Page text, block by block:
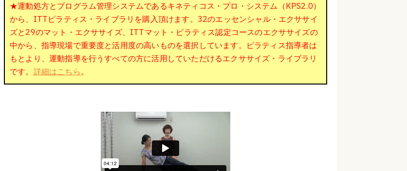
★運動処方とプログラム管理システムであるキネティコス・プロ・システム（KPS2.0）
から、ITTピラティス・ライブラリを購入頂けます。32のエッセンシャル・エクササイ
ズと29のマット・エクササイズ、ITTマット・ピラティス認定コースのエクササイズの
中から、指導現場で重要度と活用度の高いものを選択しています。ピラティス指導者は
もとより、運動指導を行うすべての方に活用していただけるエクササイズ・ライブラリ
です。詳細はこちら。